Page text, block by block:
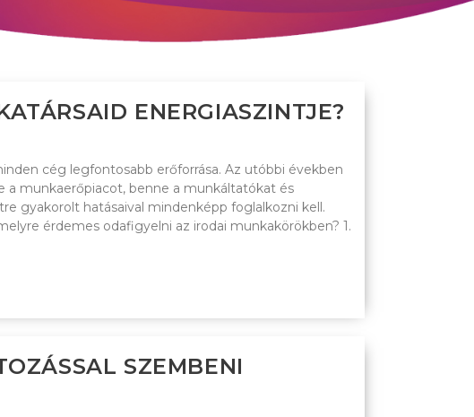
ENERGIASZINTJE?
cég legfontosabb erőforrása. Az utóbbi években
a munkaerőpiacot, benne a munkáltatókat és
gyakorolt hatásaival mindenképp foglalkozni kell.
érdemes odafigyelni az irodai munkakörökben? 1.
SZEMBENI